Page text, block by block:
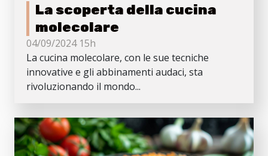
La scoperta della cucina
molecolare
04/09/2024 15h
La cucina molecolare, con le sue tecniche
innovative e gli abbinamenti audaci, sta
rivoluzionando il mondo...